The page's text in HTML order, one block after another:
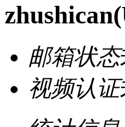
zhushican
邮箱状态
视频认证